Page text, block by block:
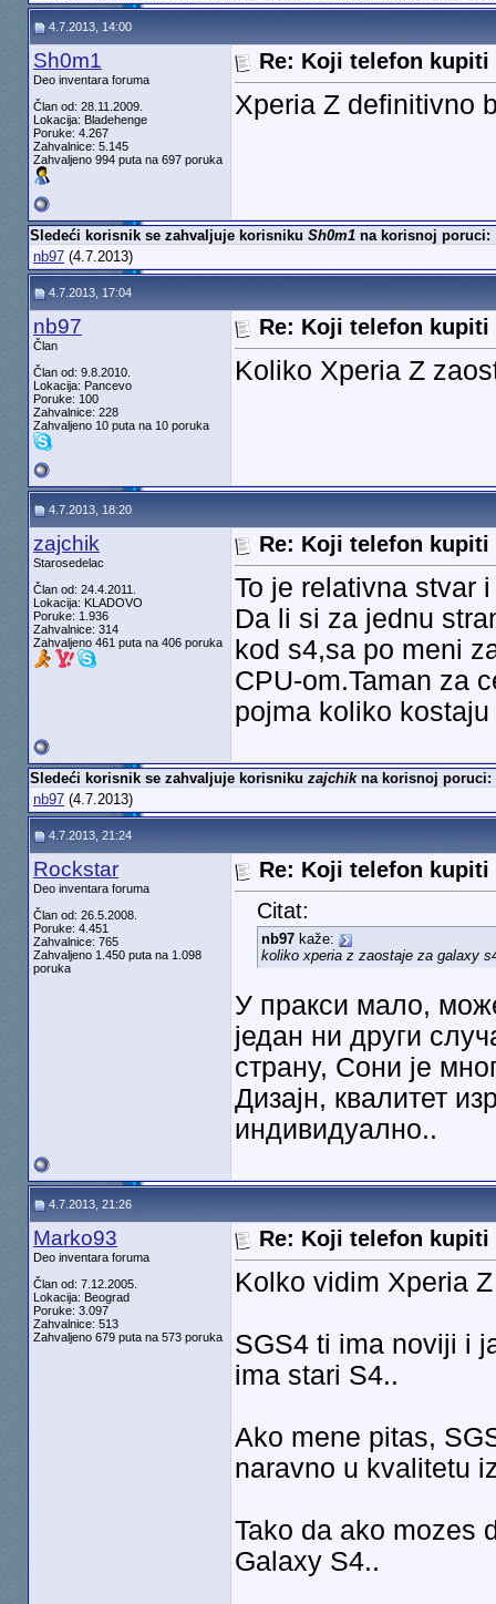
4.7.2013, 14:00
Sh0m1
Deo inventara foruma
Član od: 28.11.2009.
Lokacija: Bladehenge
Poruke: 4.267
Zahvalnice: 5.145
Zahvaljeno 994 puta na 697 poruka
Re: Koji telefon kupiti
Xperia Z definitivno
Sledeći korisnik se zahvaljuje korisniku Sh0m1na korisnoj poruci:
nb97(4.7.2013)
4.7.2013, 17:04
nb97
Član
Član od: 9.8.2010.
Lokacija: Pancevo
Poruke: 100
Zahvalnice: 228
Zahvaljeno 10 puta na 10 poruka
Re: Koji telefon kupiti
Koliko Xperia Z
4.7.2013, 18:20
zajchik
Starosedelac
Član od: 24.4.2011.
Lokacija: KLADOVO
Poruke: 1.936
Zahvalnice: 314
Zahvaljeno 461 puta na 406 poruka
Re: Koji telefon kupiti
To je relativna stvar
Da li si za jednu
kod s4,sa po meni
CPU-om.Taman za
pojma koliko
Sledeći korisnik se zahvaljuje korisniku zajchikna korisnoj poruci:
nb97(4.7.2013)
4.7.2013, 21:24
Rockstar
Deo inventara foruma
Član od: 26.5.2008.
Poruke: 4.451
Zahvalnice: 765
Zahvaljeno 1.450 puta na 1.098
poruka
Re: Koji telefon kupiti
Citat:
nb97kaže:
koliko xperia z zaostaje za galaxy
У пракси мало,
један ни други
страну, Сони је
Дизајн, квалитет
индивидуално..
4.7.2013, 21:26
Marko93
Deo inventara foruma
Član od: 7.12.2005.
Lokacija: Beograd
Poruke: 3.097
Zahvalnice: 513
Zahvaljeno 679 puta na 573 poruka
Re: Koji telefon kupiti
Kolko vidim Xperia
SGS4 ti ima noviji i
ima stari S4..
Ako mene pitas,
naravno u kvalitetu
Tako da ako mozes
Galaxy S4..